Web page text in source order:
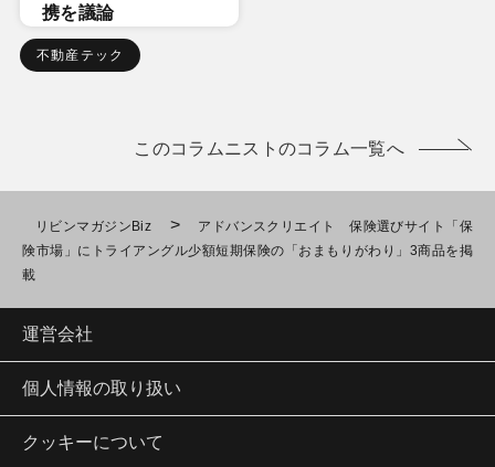
携を議論
不動産テック
このコラムニストのコラム一覧へ
リビンマガジンBiz >
アドバンスクリエイト 保険選びサイト「保
険市場」にトライアングル少額短期保険の「おまもりがわり」3商品を掲
載
運営会社
個人情報の取り扱い
クッキーについて